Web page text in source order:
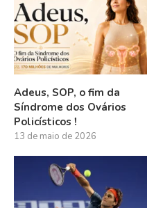
Adeus, SOP, o fim da
Síndrome dos Ovários
Policísticos !
13 de maio de 2026